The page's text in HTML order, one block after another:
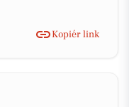
Kopiér link